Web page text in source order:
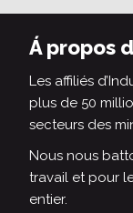
Á propos
Les affiliés
plus de 50
secteurs des
Nous nous
travail et pour
entier.